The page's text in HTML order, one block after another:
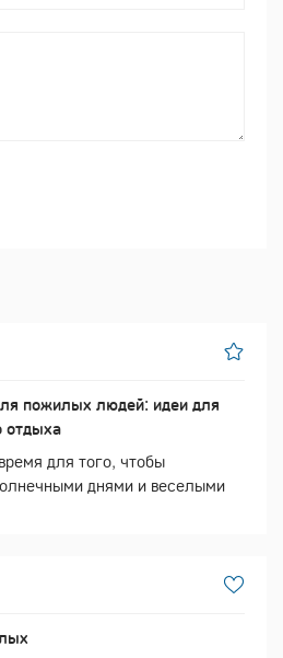
пожилых людей: идеи для
отдыха
для того, чтобы
днями и веселыми